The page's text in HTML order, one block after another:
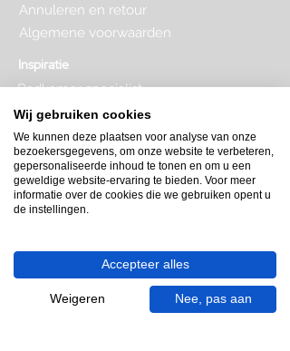
Annuleren en retour
Algemene voorwaarden
Inspiratie
Badkamer specialist
Complete badkamer
Badkamer kopen
Badkamer op maat
Badkamer indeling
Badkamer plattegrond
Badkamer verbouwen
Toilet renovatie
Visgraat tegels
Wij gebruiken cookies
We kunnen deze plaatsen voor analyse van onze
bezoekersgegevens, om onze website te verbeteren,
gepersonaliseerde inhoud te tonen en om u een
geweldige website-ervaring te bieden. Voor meer
informatie over de cookies die we gebruiken opent u
de instellingen.
Accepteer alles
Weigeren Nee, pas aan